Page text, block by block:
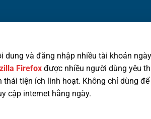
dung và đăng nhập nhiều tài khoản
Firefoxđược nhiều người dùng yêu
tiện ích linh hoạt. Không chỉ dùng
cập internet hằng ngày.